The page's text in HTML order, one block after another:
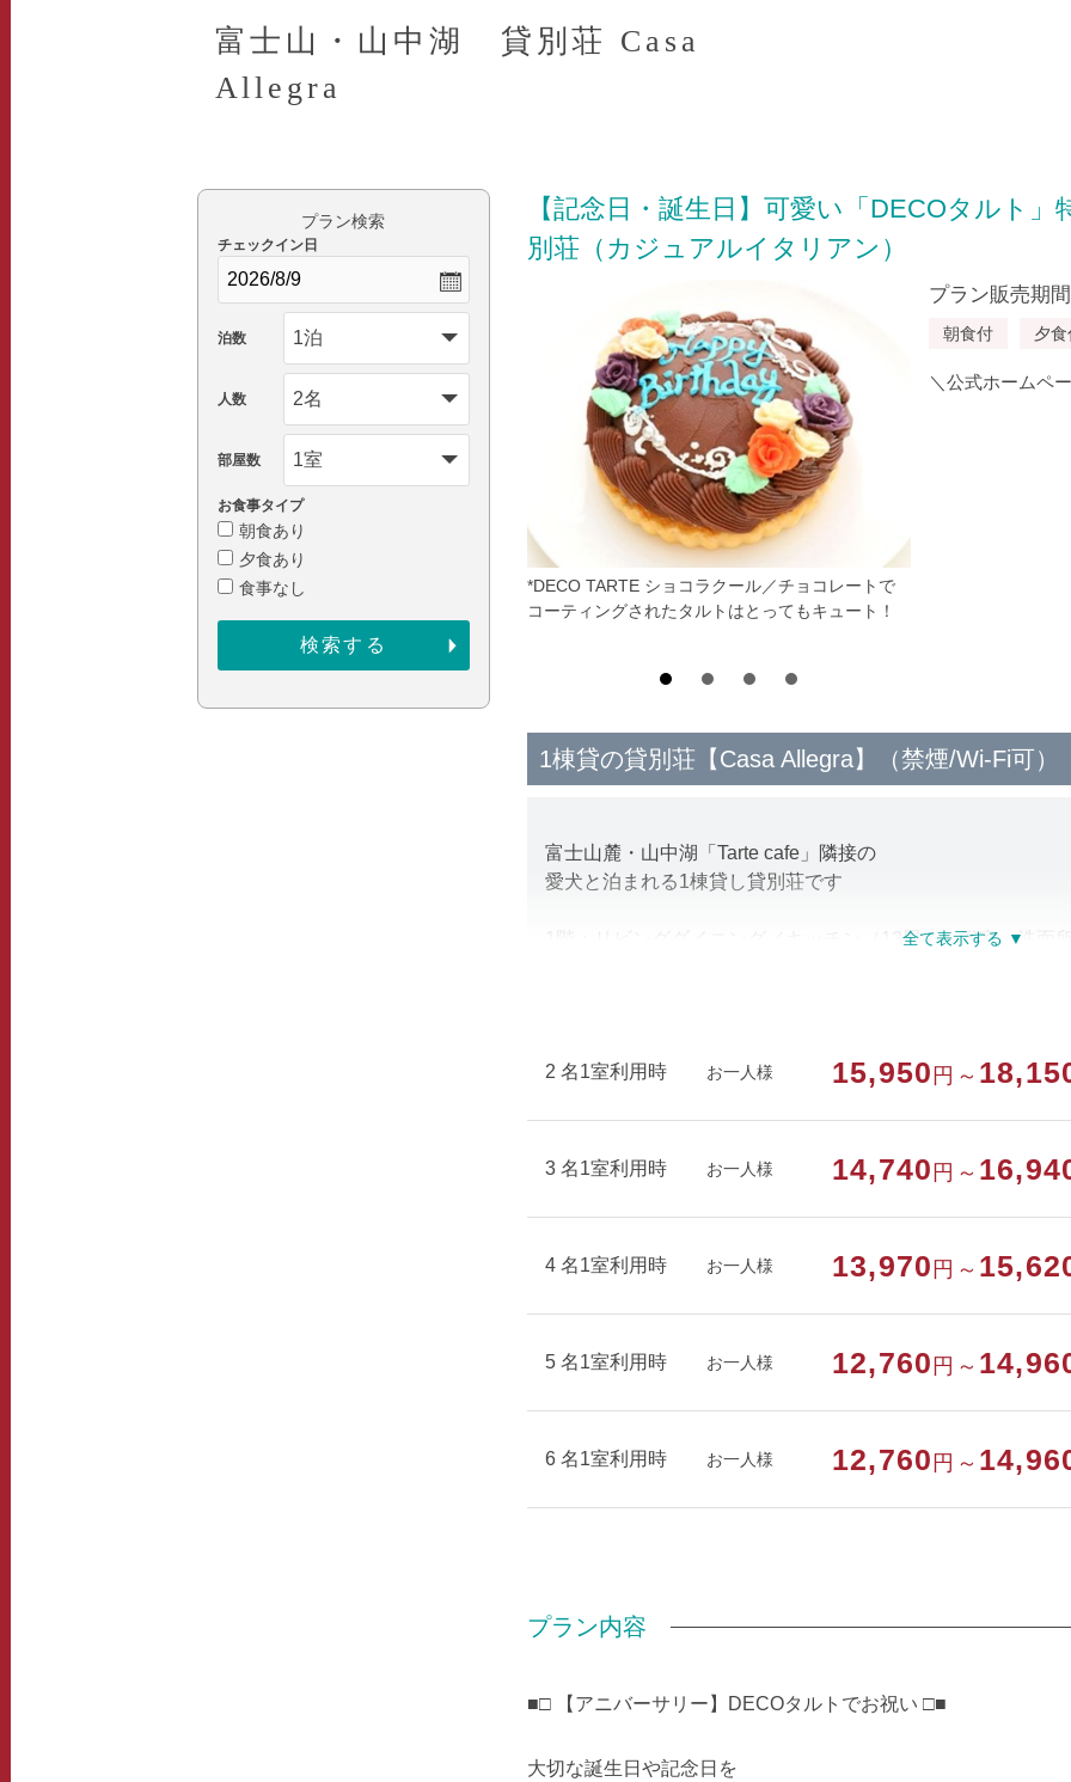
富士山・山中湖 貸別荘 Casa
Allegra
【記念日・誕生日】可愛い「DECOタルト
別荘（カジュアルイタリアン）
*DECO TARTE ショコラクール／チョコレートで
コーティングされたタルトはとってもキュート！
プラン販売期
朝食付 夕
＼公式ホームペ
1棟貸の貸別荘【Casa Allegra】（禁煙/Wi-Fi可）
富士山麓・山中湖「Tarte cafe」隣接の
愛犬と泊まれる1棟貸し貸別荘です
1階：リビングダイニング／キッチン（12畳）・浴室・洗面
鍋／フライパン／卓上コンロ
シャンプー／コンディショナー／ボディーソープ／ドライヤ
部屋特徴
バス/トイレ/コテージ・棟/禁煙/インター
2 名1室利用時 お一人様 15,950 円～
3 名1室利用時 お一人様 14,740 円～
4 名1室利用時 お一人様 13,970 円～
5 名1室利用時 お一人様 12,760 円～
6 名1室利用時 お一人様 12,760 円～
プラン内容
■□ 【アニバーサリー】DECOタルトでお祝い □■
大切な誕生日や記念日を
プラン検索
チェックイン日
泊数
人数
部屋数
お食事タイプ
朝食あり
夕食あり
食事なし